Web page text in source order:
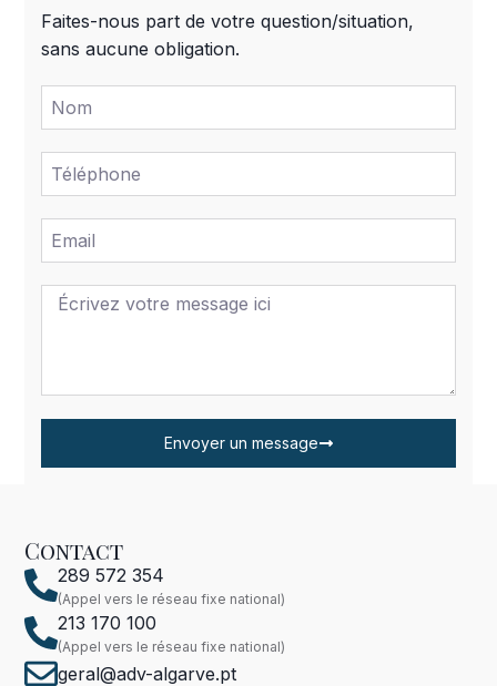
Faites-nous part de votre question/situation,
sans aucune obligation.
Envoyer un message
Contact
289 572 354
(Appel vers le réseau fixe national)
213 170 100
(Appel vers le réseau fixe national)
geral@adv-algarve.pt